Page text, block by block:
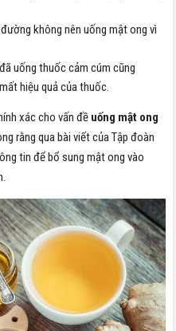
không nên uống mật ong vì
uống thuốc cảm cúm cũng
hiệu quả của thuốc.
xác cho vấn đề uống mật ong
rằng qua bài viết của Tập đoàn
tin để bổ sung mật ong vào